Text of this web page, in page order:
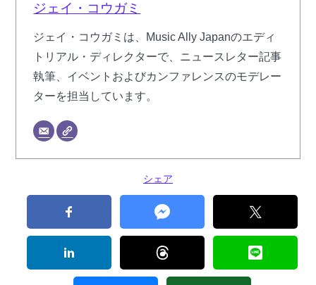
ジェイ・コウガミ
ジェイ・コウガミは、Music Ally Japanのエディ
トリアル・ディレクターで、ニュースレター記事
執筆、イベントおよびカンファレンスのモデレー
ターを担当しています。
シェア